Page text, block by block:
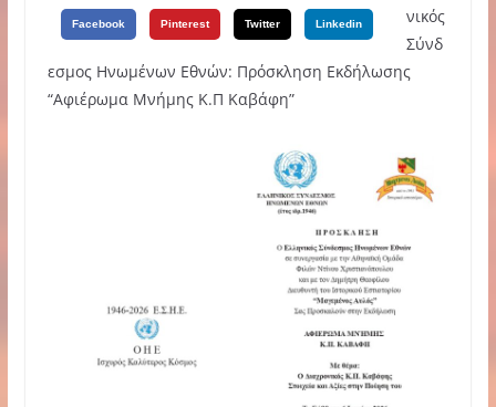
Facebook Pinterest Twitter Linkedin
νικός
Σύνδ
εσμος Ηνωμένων Εθνών: Πρόσκληση Εκδήλωσης
“Αφιέρωμα Μνήμης Κ.Π Καβάφη”